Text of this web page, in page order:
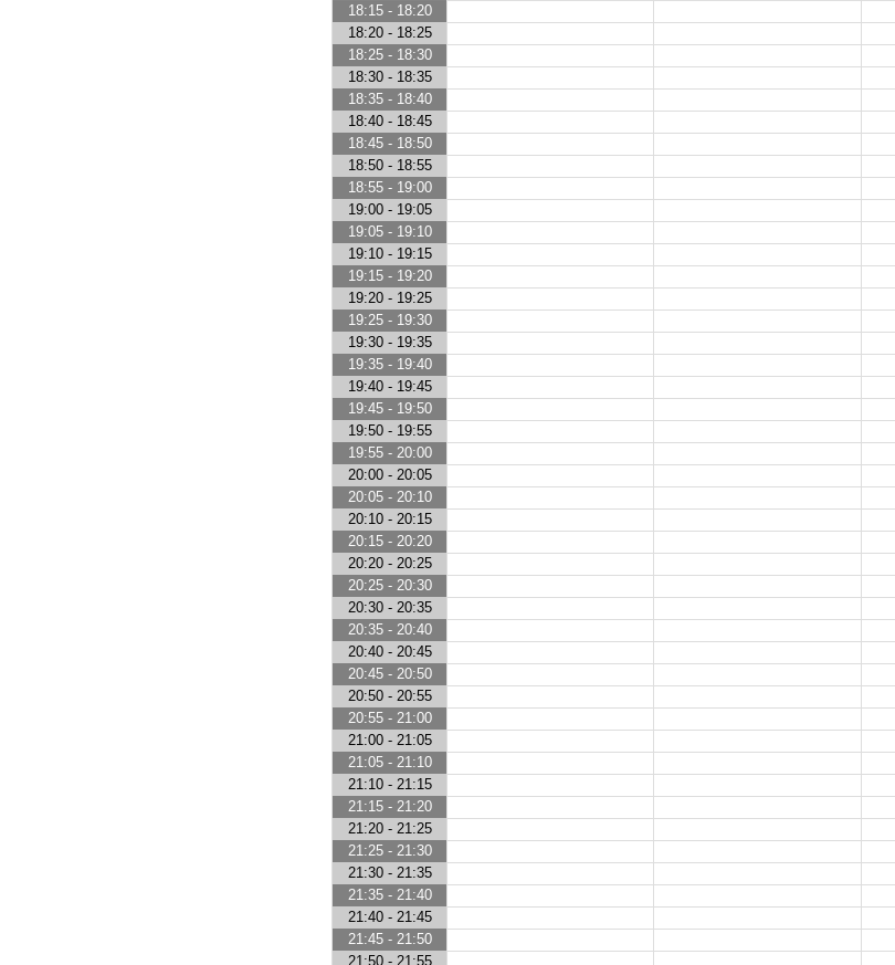
18:15 - 18:20
18:20 - 18:25
18:25 - 18:30
18:30 - 18:35
18:35 - 18:40
18:40 - 18:45
18:45 - 18:50
18:50 - 18:55
18:55 - 19:00
19:00 - 19:05
19:05 - 19:10
19:10 - 19:15
19:15 - 19:20
19:20 - 19:25
19:25 - 19:30
19:30 - 19:35
19:35 - 19:40
19:40 - 19:45
19:45 - 19:50
19:50 - 19:55
19:55 - 20:00
20:00 - 20:05
20:05 - 20:10
20:10 - 20:15
20:15 - 20:20
20:20 - 20:25
20:25 - 20:30
20:30 - 20:35
20:35 - 20:40
20:40 - 20:45
20:45 - 20:50
20:50 - 20:55
20:55 - 21:00
21:00 - 21:05
21:05 - 21:10
21:10 - 21:15
21:15 - 21:20
21:20 - 21:25
21:25 - 21:30
21:30 - 21:35
21:35 - 21:40
21:40 - 21:45
21:45 - 21:50
21:50 - 21:55